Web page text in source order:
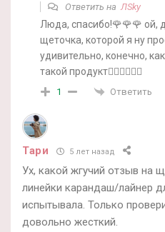
Ответить на ЛSky
Люда, спасибо!🌹🌹🌹 ой,
щеточка, которой я ну
удивительно, конечно,
такой продукт🤷‍♀️🤷‍♀️🤷‍♀️
1 Ответить
Тари 5 лет назад
Ух, какой жгучий отзыв на
линейки карандаш/лайнер
испытывала. Только
довольно жесткий.